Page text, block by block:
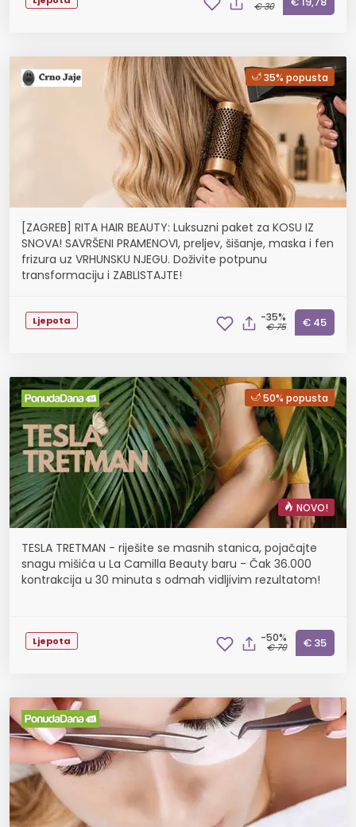
€ 30
35% popusta
[ZAGREB] RITA HAIR BEAUTY: Luksuzni paket za KOSU IZ
SNOVA! SAVRŠENI PRAMENOVI, preljev, šišanje, maska i fen
frizura uz VRHUNSKU NJEGU. Doživite potpunu
transformaciju i ZABLISTAJTE!
Ljepota -35%
€ 75 € 45
50% popusta
NOVO!
TESLA TRETMAN - riješite se masnih stanica, pojačajte
snagu mišića u La Camilla Beauty baru - Čak 36.000
kontrakcija u 30 minuta s odmah vidljivim rezultatom!
Ljepota -50%
€ 70 € 35